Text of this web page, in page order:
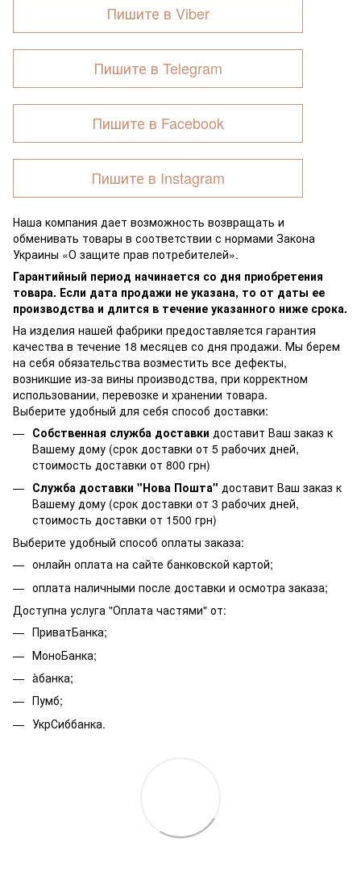
Пишите в Viber
Пишите в Telegram
Пишите в Facebook
Пишите в Instagram
Наша компания дает возможность возвращать и
обменивать товары в соответствии с нормами Закона
Украины «О защите прав потребителей».
Гарантийный период начинается со дня приобретения
товара. Если дата продажи не указана, то от даты ее
производства и длится в течение указанного ниже срока.
На изделия нашей фабрики предоставляется гарантия
качества в течение 18 месяцев со дня продажи. Мы берем
на себя обязательства возместить все дефекты,
возникшие из-за вины производства, при корректном
использовании, перевозке и хранении товара.
Выберите удобный для себя способ доставки:
Собственная служба доставки доставит Ваш заказ к
Вашему дому (срок доставки от 5 рабочих дней,
стоимость доставки от 800 грн)
Служба доставки "Нова Пошта" доставит Ваш заказ к
Вашему дому (срок доставки от 3 рабочих дней,
стоимость доставки от 1500 грн)
Выберите удобный способ оплаты заказа:
онлайн оплата на сайте банковской картой;
оплата наличными после доставки и осмотра заказа;
Доступна услуга "Оплата частями" от:
ПриватБанка;
МоноБанка;
àбанка;
Пумб;
УкрСиббанка.